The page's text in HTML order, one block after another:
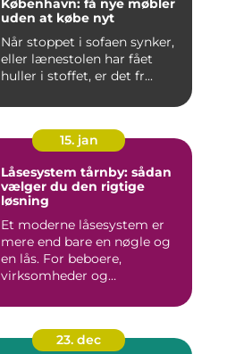
København: få nye møbler
uden at købe nyt
Når stoppet i sofaen synker,
eller lænestolen har fået
huller i stoffet, er det fr...
15. jan
Låsesystem tårnby: sådan
vælger du den rigtige
løsning
Et moderne låsesystem er
mere end bare en nøgle og
en lås. For beboere,
virksomheder og
23. dec